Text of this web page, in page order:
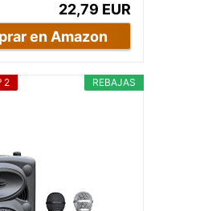
22,79 EUR
en Amazon
REBAJAS
2